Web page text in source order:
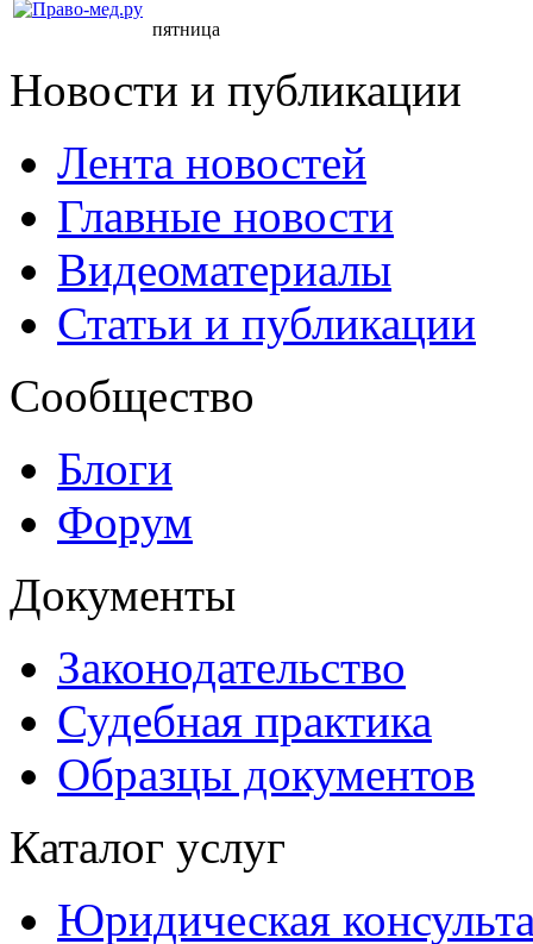
пятница
Новости и публикации
Лента новостей
Главные новости
Видеоматериалы
Статьи и публикации
Сообщество
Блоги
Форум
Документы
Законодательство
Судебная практика
Образцы документов
Каталог услуг
Юридическая